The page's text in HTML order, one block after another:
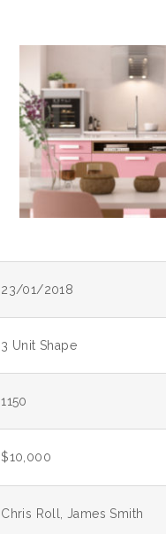
23/01/2018
3 Unit Shape
1150
$10,000
Chris Roll, James Smith